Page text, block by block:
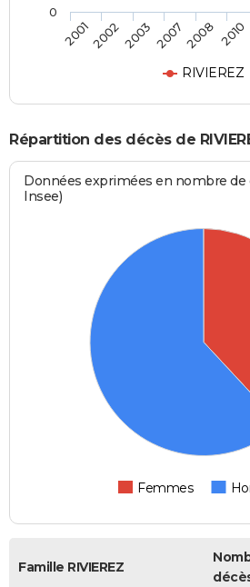
RIVIEREZ
20012002200320072008 2010
0
Répartition des décès de
Données exprimées en nombre de
Insee)
Femmes
Famille RIVIEREZ